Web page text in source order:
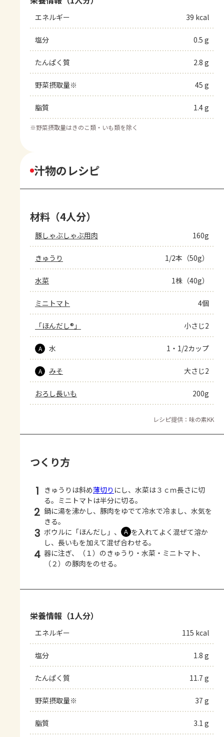
エネルギー 39 kcal
塩分 0.5 g
たんぱく質 2.8 g
野菜摂取量※ 45 g
脂質 1.4 g
※野菜摂取量はきのこ類・いも類を除く
汁物のレシピ
材料（4人分）
豚しゃぶしゃぶ用肉 160g
きゅうり 1/2本（50g）
水菜 1株（40g）
ミニトマト 4個
「ほんだし®」 小さじ2
A 水 1・1/2カップ
A みそ 大さじ2
おろし長いも 200g
レシピ提供：味の素KK
つくり方
1 きゅうりは斜め薄切り にし、水菜は３ｃｍ長さに切
る。ミニトマトは半分に切る。
2 鍋に湯を沸かし、豚肉をゆでて冷水で冷まし、水気を
きる。
3 ボウルに「ほんだし」、 Ａ を入れてよく混ぜて溶か
し、長いもを加えて混ぜ合わせる。
4 器に注ぎ、（１）のきゅうり・水菜・ミニトマト、
（２）の豚肉をのせる。
栄養情報（1人分）
エネルギー 115 kcal
塩分 1.8 g
たんぱく質 11.7 g
野菜摂取量※ 37 g
脂質 3.1 g